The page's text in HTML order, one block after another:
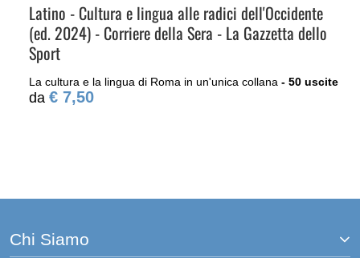
Latino - Cultura e lingua alle radici dell'Occidente
(ed. 2024) - Corriere della Sera - La Gazzetta dello
Sport
La cultura e la lingua di Roma in un'unica collana - 50 uscite
€ 7,50
Chi Siamo